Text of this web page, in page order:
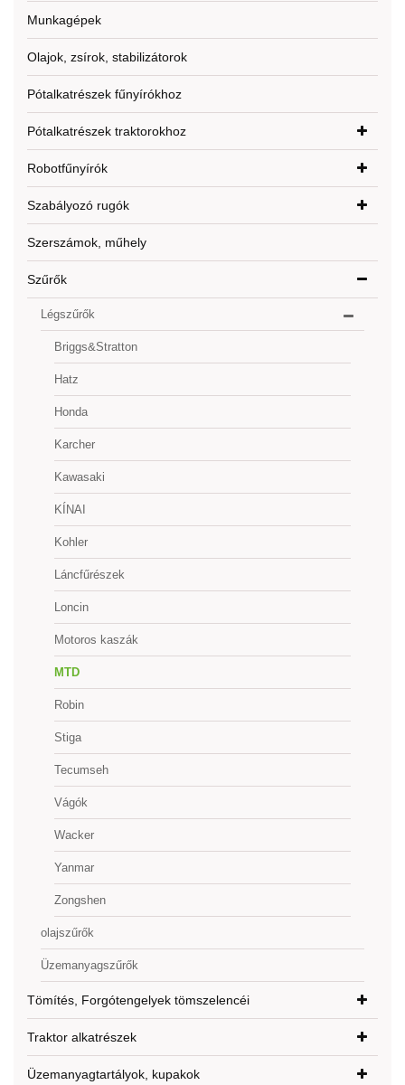
Munkagépek
Olajok, zsírok, stabilizátorok
Pótalkatrészek fűnyírókhoz
Pótalkatrészek traktorokhoz
Robotfűnyírók
Szabályozó rugók
Szerszámok, műhely
Szűrők
Légszűrők
Briggs&Stratton
Hatz
Honda
Karcher
Kawasaki
KÍNAI
Kohler
Láncfűrészek
Loncin
Motoros kaszák
MTD
Robin
Stiga
Tecumseh
Vágók
Wacker
Yanmar
Zongshen
olajszűrők
Üzemanyagszűrők
Tömítés, Forgótengelyek tömszelencéi
Traktor alkatrészek
Üzemanyagtartályok, kupakok